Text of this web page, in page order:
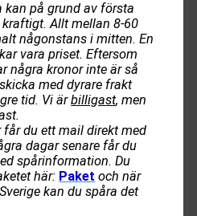
kan på grund av första
Allt mellan 8-60
någonstans i mitten. En
vara priset. Eftersom
några kronor inte är så
med dyrare frakt
tid. Vi ärbilligast, men
får du ett mail direkt med
dagar senare får du
spårinformation. Du
här: Paket och när
kan du spåra det